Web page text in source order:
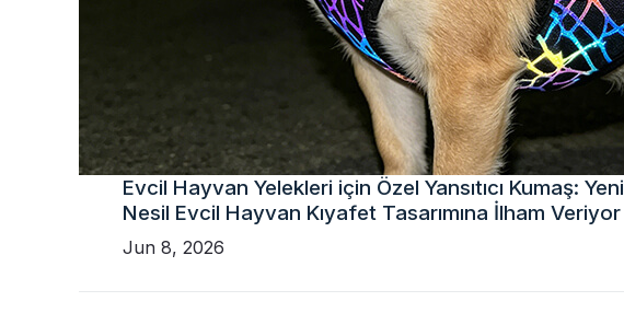
Evcil Hayvan Yelekleri için Özel Yansıtıcı Kumaş: Yeni
Nesil Evcil Hayvan Kıyafet Tasarımına İlham Veriyor
Jun 8, 2026